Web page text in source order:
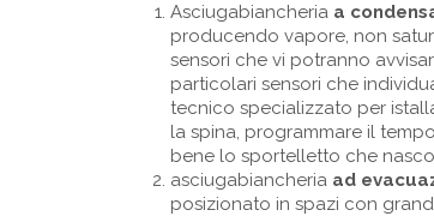
Asciugabiancheria a
producendo vapore, non
sensori che vi potranno
particolari sensori che
tecnico specializzato per
la spina, programmare il
bene lo sportelletto che
asciugabiancheria ad
posizionato in spazi con